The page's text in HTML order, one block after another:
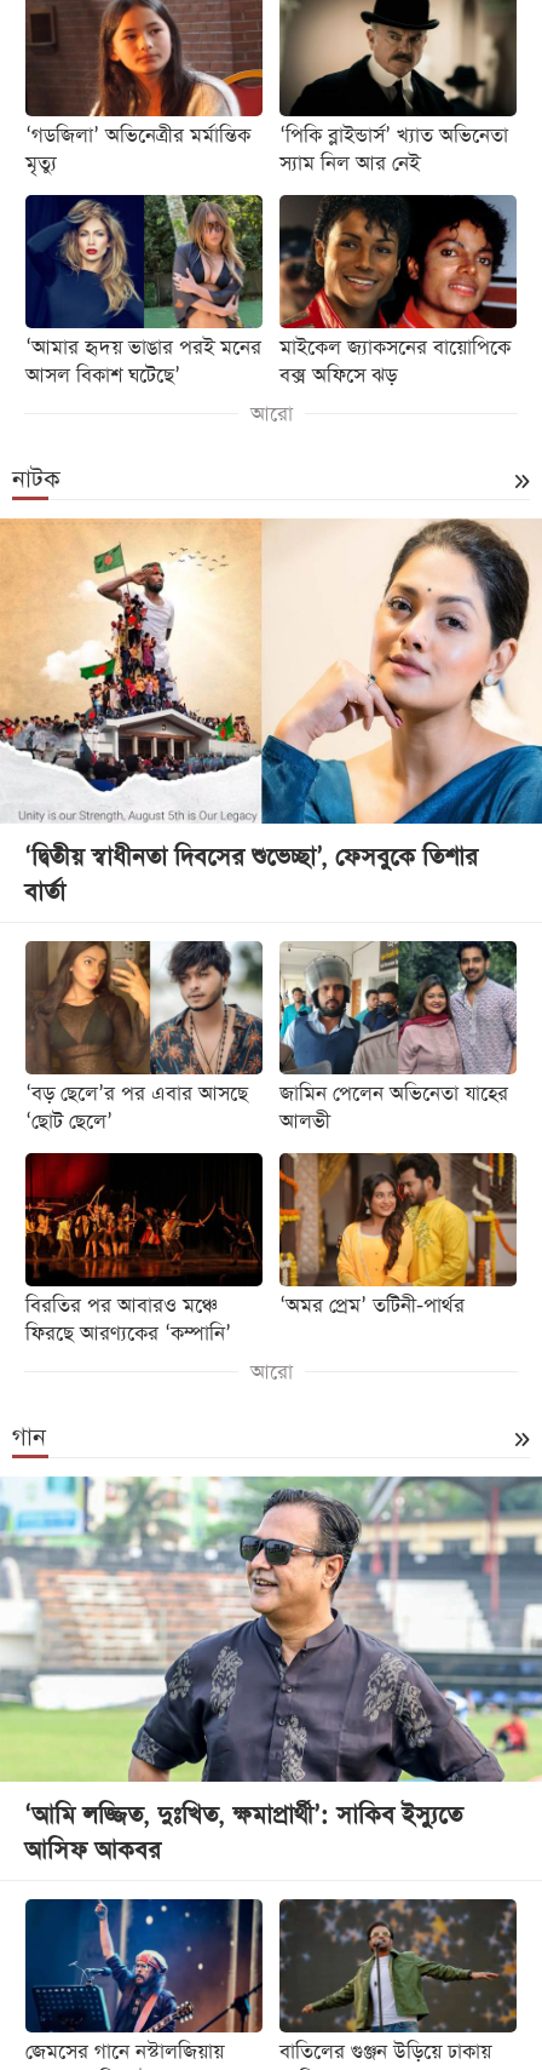
‘গডজিলা’ অভিনেত্রীর মর্মান্তিক
মৃত্যু
‘পিকি ব্লাইন্ডার্স’ খ্যাত অভিনেতা
স্যাম নিল আর নেই
‘আমার হৃদয় ভাঙার পরই মনের
আসল বিকাশ ঘটেছে’
মাইকেল জ্যাকসনের বায়োপিকে
বক্স অফিসে ঝড়
আরো
নাটক
‘দ্বিতীয় স্বাধীনতা দিবসের শুভেচ্ছা’, ফেসবুকে তিশার
বার্তা
‘বড় ছেলে’র পর এবার আসছে
‘ছোট ছেলে’
জামিন পেলেন অভিনেতা যাহের
আলভী
বিরতির পর আবারও মঞ্চে
ফিরছে আরণ্যকের ‘কম্পানি’
‘অমর প্রেম’ তটিনী-পার্থর
আরো
গান
‘আমি লজ্জিত, দুঃখিত, ক্ষমাপ্রার্থী’: সাকিব ইস্যুতে
আসিফ আকবর
জেমসের গানে নস্টালজিয়ায়
বাতিলের গুঞ্জন উড়িয়ে ঢাকায়